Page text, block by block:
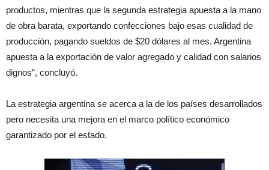
productos, mientras que la segunda estrategia apuesta a la mano
de obra barata, exportando confecciones bajo esas cualidad de
producción, pagando sueldos de $20 dólares al mes. Argentina
apuesta a la exportación de valor agregado y calidad con salarios
dignos”, concluyó.
La estrategia argentina se acerca a la de los países desarrollados
pero necesita una mejora en el marco político económico
garantizado por el estado.